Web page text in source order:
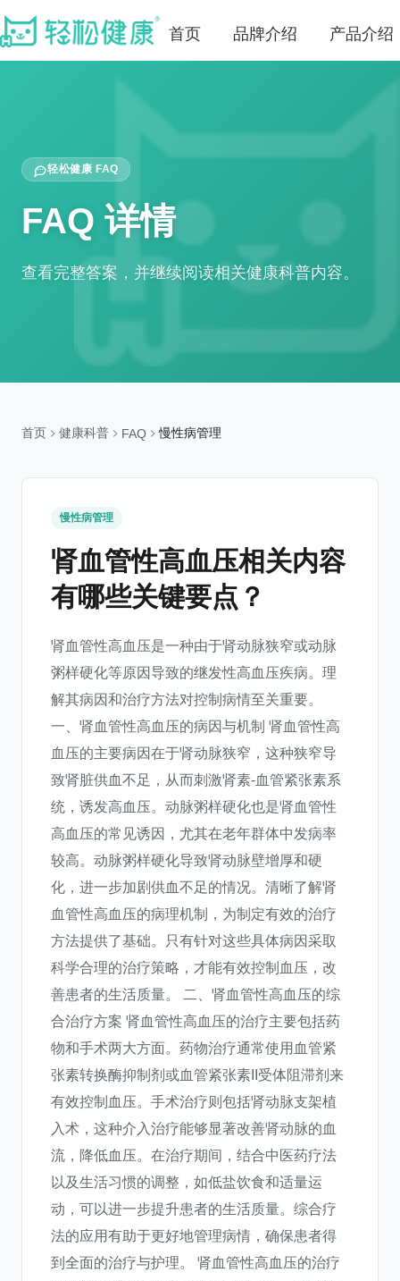
首页 品牌介绍 产品介绍
轻松健康 FAQ
FAQ 详情
查看完整答案，并继续阅读相关健康科普内容。
首页 健康科普 FAQ 慢性病管理
慢性病管理
肾血管性高血压相关内容
有哪些关键要点？
肾血管性高血压是一种由于肾动脉狭窄或动脉
粥样硬化等原因导致的继发性高血压疾病。理
解其病因和治疗方法对控制病情至关重要。
一、肾血管性高血压的病因与机制 肾血管性高
血压的主要病因在于肾动脉狭窄，这种狭窄导
致肾脏供血不足，从而刺激肾素-血管紧张素系
统，诱发高血压。动脉粥样硬化也是肾血管性
高血压的常见诱因，尤其在老年群体中发病率
较高。动脉粥样硬化导致肾动脉壁增厚和硬
化，进一步加剧供血不足的情况。清晰了解肾
血管性高血压的病理机制，为制定有效的治疗
方法提供了基础。只有针对这些具体病因采取
科学合理的治疗策略，才能有效控制血压，改
善患者的生活质量。 二、肾血管性高血压的综
合治疗方案 肾血管性高血压的治疗主要包括药
物和手术两大方面。药物治疗通常使用血管紧
张素转换酶抑制剂或血管紧张素II受体阻滞剂来
有效控制血压。手术治疗则包括肾动脉支架植
入术，这种介入治疗能够显著改善肾动脉的血
流，降低血压。在治疗期间，结合中医药疗法
以及生活习惯的调整，如低盐饮食和适量运
动，可以进一步提升患者的生活质量。综合疗
法的应用有助于更好地管理病情，确保患者得
到全面的治疗与护理。 肾血管性高血压的治疗